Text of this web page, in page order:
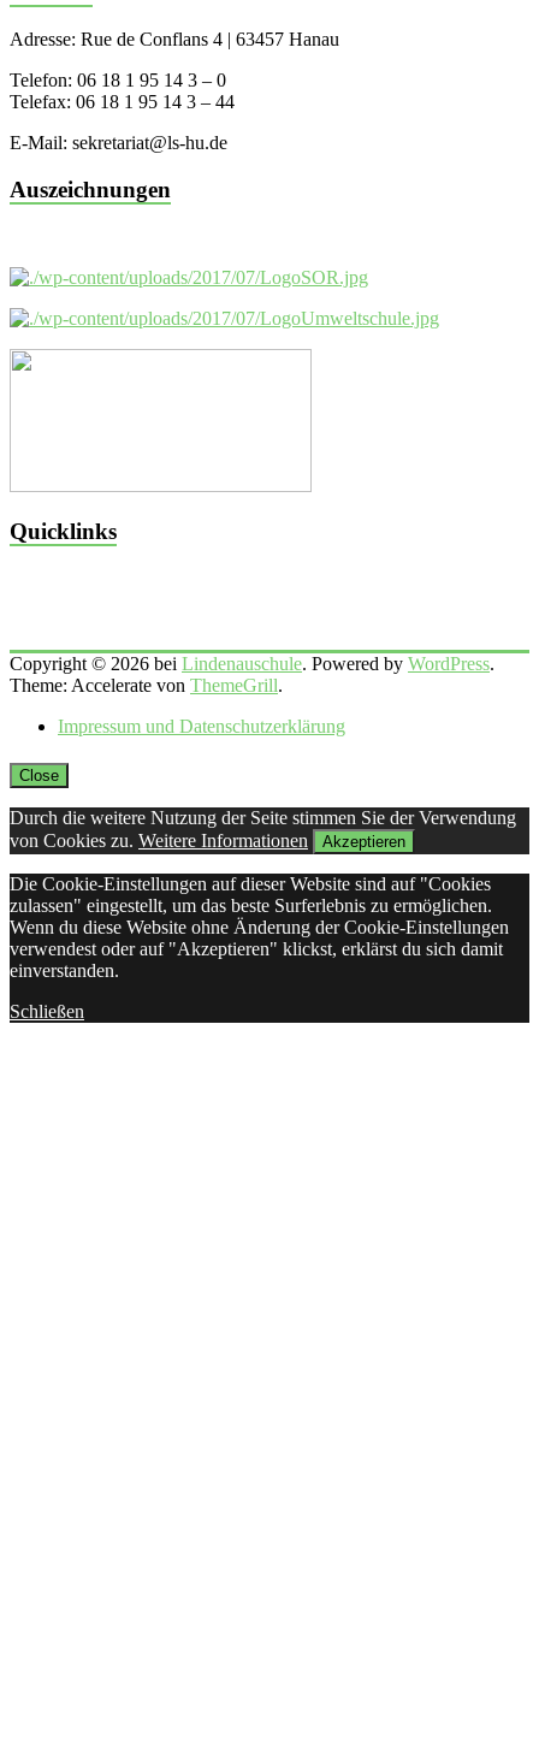
Adresse: Rue de Conflans 4 | 63457 Hanau
Telefon: 06 18 1 95 14 3 – 0
Telefax: 06 18 1 95 14 3 – 44
E-Mail: sekretariat@ls-hu.de
Auszeichnungen
Quicklinks
Copyright © 2026 bei Lindenauschule. Powered by WordPress.
Theme: Accelerate von ThemeGrill.
Impressum und Datenschutzerklärung
Close
Durch die weitere Nutzung der Seite stimmen Sie der Verwendung
von Cookies zu. Weitere Informationen Akzeptieren
Die Cookie-Einstellungen auf dieser Website sind auf "Cookies
zulassen" eingestellt, um das beste Surferlebnis zu ermöglichen.
Wenn du diese Website ohne Änderung der Cookie-Einstellungen
verwendest oder auf "Akzeptieren" klickst, erklärst du sich damit
einverstanden.
Schließen